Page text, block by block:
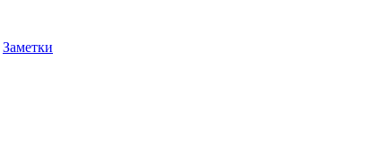
Заметки